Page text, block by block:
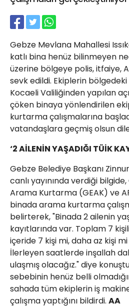
Gebze Mevlana Mahallesi
katlı bina henüz bilinmeyen
üzerine bölgeye polis, itfaiye,
sevk edildi. Ekiplerin bölgedeki
Kocaeli Valiliğinden yapılan
çöken binaya yönlendirilen
kurtarma çalışmalarına
vatandaşlara geçmiş olsun
‘2 AİLENİN YAŞADIĞI TÜİK
Gebze Belediye Başkanı
canlı yayınında verdiği
Arama Kurtarma (GEAK) ve
binada arama kurtarma
belirterek, "Binada 2 ailenin
kayıtlarında var. Toplam 7
içeride 7 kişi mi, daha az kişi
İlerleyen saatlerde inşallah
ulaşmış olacağız." diye
sebebinin henüz belli
sahada tüm ekiplerin iş
çalışma yaptığını bildirdi. AA
21 Gölcük